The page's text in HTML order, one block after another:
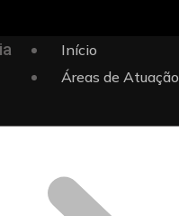
Início
Áreas de Atuação